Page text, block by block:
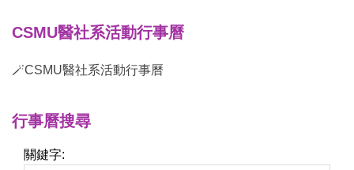
CSMU醫社系活動行事曆
🪄CSMU醫社系活動行事曆
行事曆搜尋
關鍵字: